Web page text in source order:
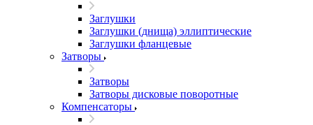
Заглушки
Заглушки (днища) эллиптические
Заглушки фланцевые
Затворы
Затворы
Затворы дисковые поворотные
Компенсаторы